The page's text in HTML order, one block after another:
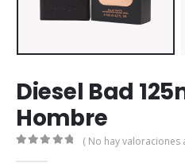
Diesel Bad
Hombre
( No hay valoraciones